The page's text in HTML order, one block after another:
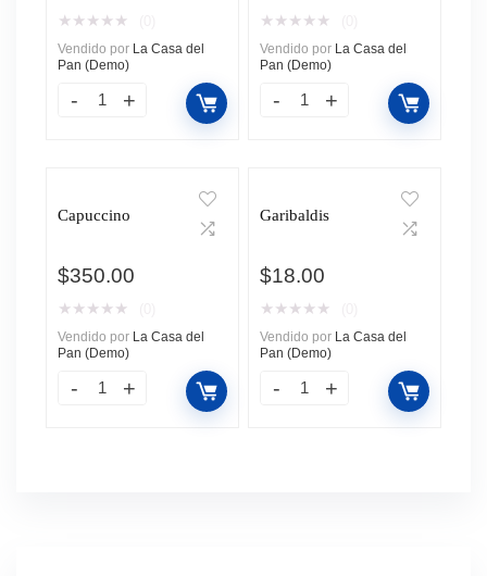
★ ★ ★ ★ ★
Vendido por La Casa del
Pan (Demo)
★ ★ ★ ★ ★
Vendido por La Casa del
Pan (Demo)
Capuccino
$350.00
★ ★ ★ ★ ★
Vendido por La Casa del
Pan (Demo)
Garibaldis
$18.00
★ ★ ★ ★ ★
Vendido por La Casa del
Pan (Demo)